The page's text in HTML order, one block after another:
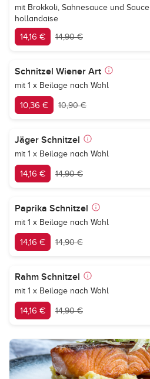
mit Brokkoli, Sahnesauce und Sauce
hollandaise
14,16 € 14,90 €
Schnitzel Wiener Art
mit 1 x Beilage nach Wahl
10,36 € 10,90 €
Jäger Schnitzel
mit 1 x Beilage nach Wahl
14,16 € 14,90 €
Paprika Schnitzel
mit 1 x Beilage nach Wahl
14,16 € 14,90 €
Rahm Schnitzel
mit 1 x Beilage nach Wahl
14,16 € 14,90 €